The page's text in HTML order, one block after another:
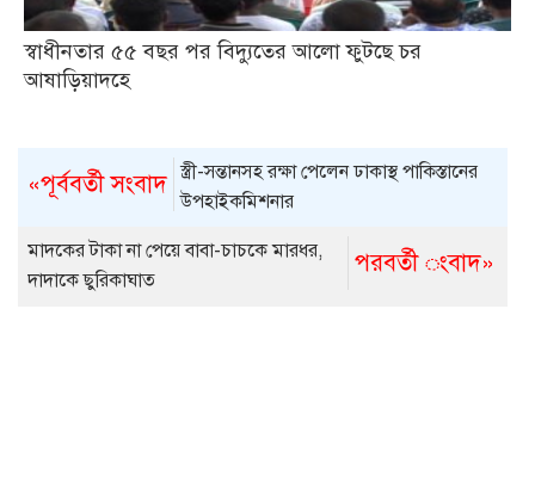
স্বাধীনতার ৫৫ বছর পর বিদ্যুতের আলো ফুটছে চর
আষাড়িয়াদহে
«পূর্ববর্তী সংবাদ স্ত্রী-সন্তানসহ রক্ষা পেলেন ঢাকাস্থ পাকিস্তানের
উপহাইকমিশনার
পরবর্তী ংবাদ»
মাদকের টাকা না পেয়ে বাবা-চাচকে মারধর,
দাদাকে ছুরিকাঘাত